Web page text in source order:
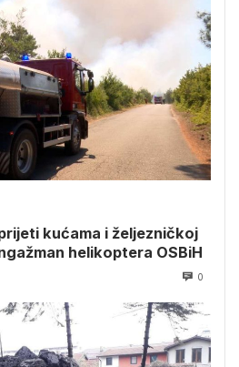
kućama i željezničkoj
helikoptera OSBiH
0